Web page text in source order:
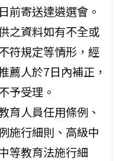
前寄送達遴選會。
之資料如有不全或
符規定等情形，經
薦人於7日內補正，
予受理。
育人員任用條例、
施行細則、高級中
等教育法施行細